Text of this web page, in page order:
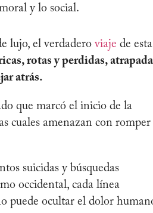
y lo social.
lujo, el verdaderoviaje de esta
rotas y perdidas,
atrás.
que marcó el inicio de la
cuales amenazan con romper
suicidas y búsquedas
occidental, cada línea
puede ocultar el dolor